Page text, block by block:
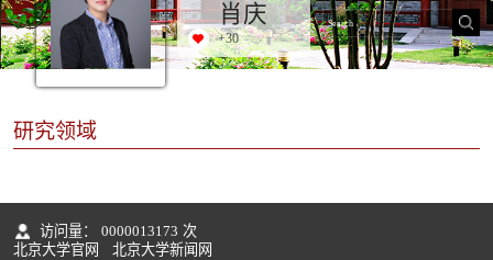
肖庆
+30
研究领域
访问量： 0000013173 次
北京大学官网
北京大学新闻网